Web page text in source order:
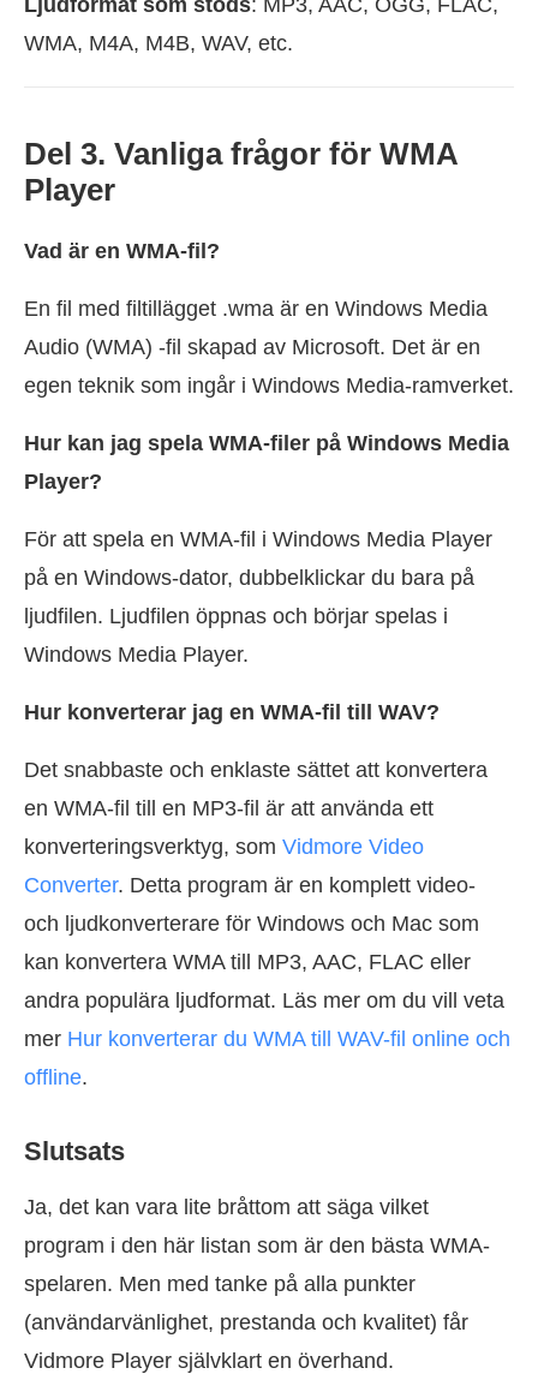
WMA, M4A, M4B, WAV, etc.
Del 3. Vanliga frågor för WMA
Player
Vad är en WMA-fil?
En fil med filtillägget .wma är en Windows Media
Audio (WMA) -fil skapad av Microsoft. Det är en
egen teknik som ingår i Windows Media-ramverket.
Hur kan jag spela WMA-filer på Windows Media
Player?
För att spela en WMA-fil i Windows Media Player
på en Windows-dator, dubbelklickar du bara på
ljudfilen. Ljudfilen öppnas och börjar spelas i
Windows Media Player.
Hur konverterar jag en WMA-fil till WAV?
Det snabbaste och enklaste sättet att konvertera
en WMA-fil till en MP3-fil är att använda ett
konverteringsverktyg, som Vidmore Video
Converter. Detta program är en komplett video-
och ljudkonverterare för Windows och Mac som
kan konvertera WMA till MP3, AAC, FLAC eller
andra populära ljudformat. Läs mer om du vill veta
mer Hur konverterar du WMA till WAV-fil online och
offline.
Slutsats
Ja, det kan vara lite bråttom att säga vilket
program i den här listan som är den bästa WMA-
spelaren. Men med tanke på alla punkter
(användarvänlighet, prestanda och kvalitet) får
Vidmore Player självklart en överhand.